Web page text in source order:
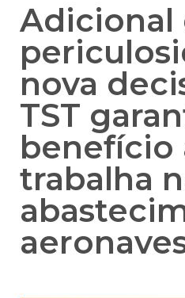
Adicional
nova
TST
benefício
trabalha